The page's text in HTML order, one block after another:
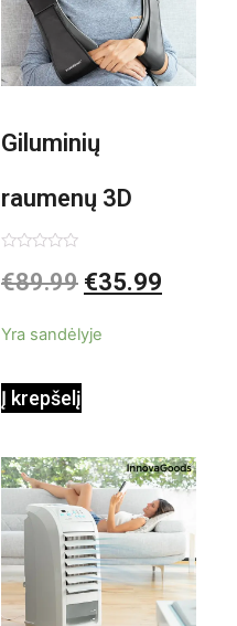
Giluminių
raumenų 3D
elektrinis
Shiatsu
0
iš
€89.99 €35.99
Yra sandėlyje
Į krepšelį